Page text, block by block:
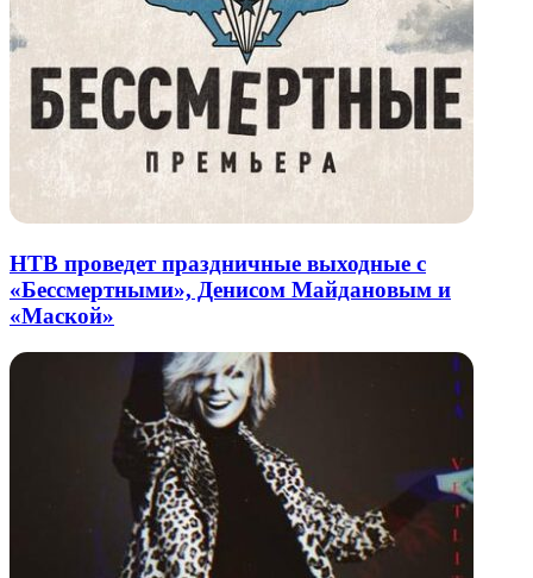
НТВ проведет праздничные выходные с
«Бессмертными», Денисом Майдановым и
«Маской»